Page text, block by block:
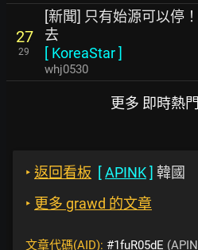
27
29
[新聞] 只有始源可以停
去
[ KoreaStar]
whj0530
更多 即時熱
‣ 返回看板 [APINK] 韓國
‣ 更多 grawd 的文章
文章代碼(AID): #1fuR05dE